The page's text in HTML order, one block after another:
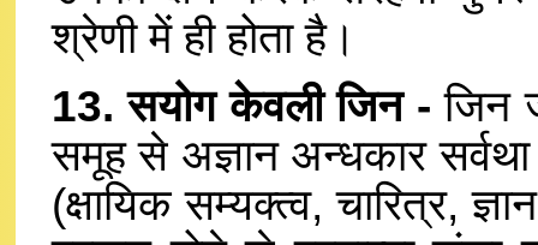
श्रेणी में ही होता है।
13. सयोग केवली जिन - जिन
समूह से अज्ञान अन्धकार
(क्षायिक सम्यक्त्व, चारित्र,